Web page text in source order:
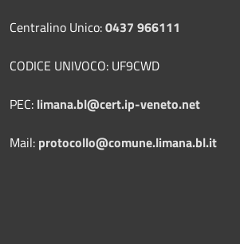
Centralino Unico:0437 966111
CODICE UNIVOCO: UF9CWD
PEC: limana.bl@cert.ip-veneto.net
Mail: protocollo@comune.limana.bl.it